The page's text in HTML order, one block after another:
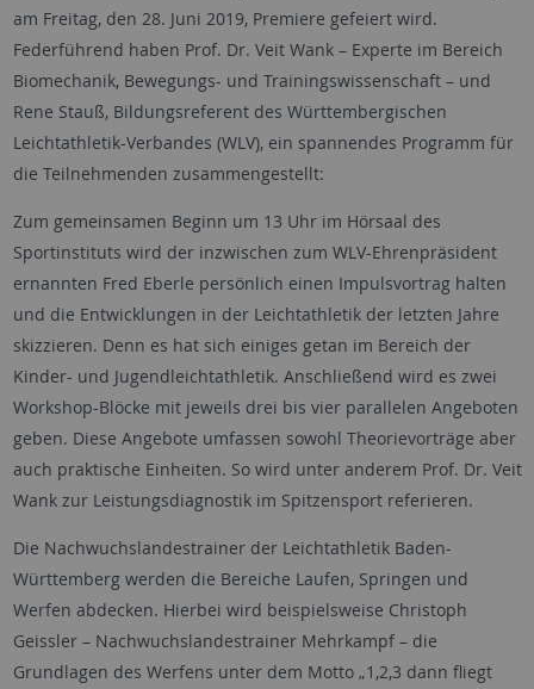
am Freitag, den 28. Juni 2019, Premiere gefeiert wird.
Federführend haben Prof. Dr. Veit Wank – Experte im Bereich
Biomechanik, Bewegungs- und Trainingswissenschaft – und
Rene Stauß, Bildungsreferent des Württembergischen
Leichtathletik-Verbandes (WLV), ein spannendes Programm für
die Teilnehmenden zusammengestellt:
Zum gemeinsamen Beginn um 13 Uhr im Hörsaal des
Sportinstituts wird der inzwischen zum WLV-Ehrenpräsident
ernannten Fred Eberle persönlich einen Impulsvortrag halten
und die Entwicklungen in der Leichtathletik der letzten Jahre
skizzieren. Denn es hat sich einiges getan im Bereich der
Kinder- und Jugendleichtathletik. Anschließend wird es zwei
Workshop-Blöcke mit jeweils drei bis vier parallelen Angeboten
geben. Diese Angebote umfassen sowohl Theorievorträge aber
auch praktische Einheiten. So wird unter anderem Prof. Dr. Veit
Wank zur Leistungsdiagnostik im Spitzensport referieren.
Die Nachwuchslandestrainer der Leichtathletik Baden-
Württemberg werden die Bereiche Laufen, Springen und
Werfen abdecken. Hierbei wird beispielsweise Christoph
Geissler – Nachwuchslandestrainer Mehrkampf – die
Grundlagen des Werfens unter dem Motto „1,2,3 dann fliegt